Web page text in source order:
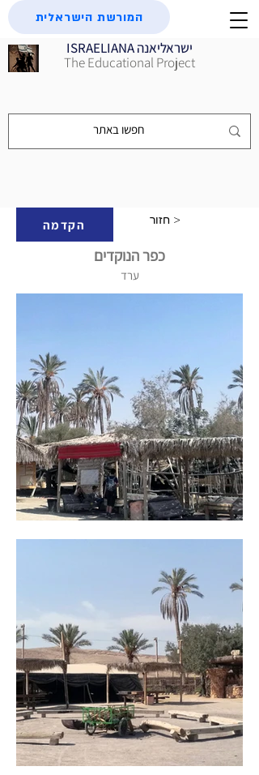
ISRAELIANA ישראליאנה
The Educational Project
המורשת הישראלית
הקדמה חזור >
כפר הנוקדים
ערד